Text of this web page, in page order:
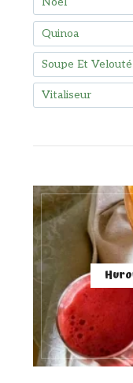
Quinoa
Soupe Et Velouté
Vitaliseur